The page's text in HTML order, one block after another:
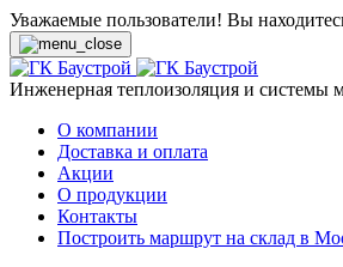
Уважаемые пользователи! Вы
Инженерная теплоизоляция и системы
О компании
Доставка и оплата
Акции
О продукции
Контакты
Построить маршрут на склад в